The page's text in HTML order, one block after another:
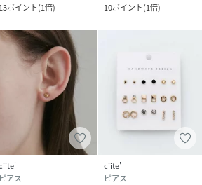
13ポイント(1倍)
10ポイント(1倍)
ピアス
ciite'
ピアス